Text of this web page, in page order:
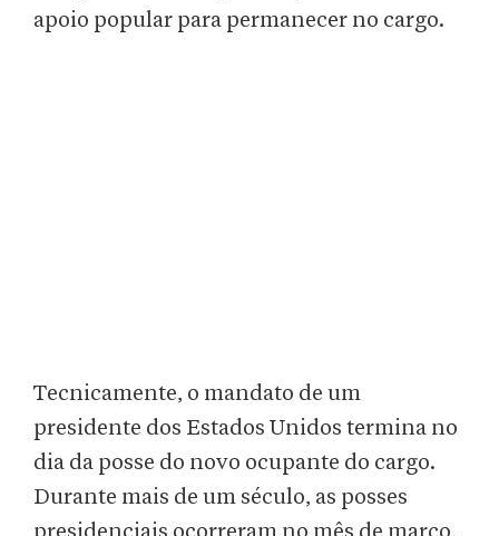
apoio popular para permanecer no cargo.
Tecnicamente, o mandato de um
presidente dos Estados Unidos termina no
dia da posse do novo ocupante do cargo.
Durante mais de um século, as posses